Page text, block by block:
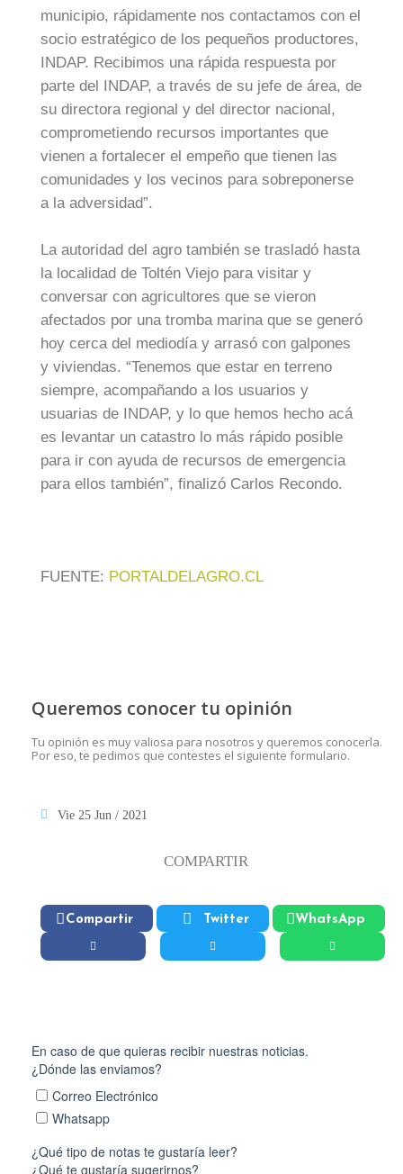
municipio, rápidamente nos contactamos con el
socio estratégico de los pequeños productores,
INDAP. Recibimos una rápida respuesta por
parte del INDAP, a través de su jefe de área, de
su directora regional y del director nacional,
comprometiendo recursos importantes que
vienen a fortalecer el empeño que tienen las
comunidades y los vecinos para sobreponerse
a la adversidad”.
La autoridad del agro también se trasladó hasta
la localidad de Toltén Viejo para visitar y
conversar con agricultores que se vieron
afectados por una tromba marina que se generó
hoy cerca del mediodía y arrasó con galpones
y viviendas. “Tenemos que estar en terreno
siempre, acompañando a los usuarios y
usuarias de INDAP, y lo que hemos hecho acá
es levantar un catastro lo más rápido posible
para ir con ayuda de recursos de emergencia
para ellos también”, finalizó Carlos Recondo.
FUENTE: PORTALDELAGRO.CL
Queremos conocer tu opinión
Tu opinión es muy valiosa para nosotros y queremos conocerla.
Por eso, te pedimos que contestes el siguiente formulario.
Vie 25 Jun / 2021
COMPARTIR
Compartir Twitter WhatsApp